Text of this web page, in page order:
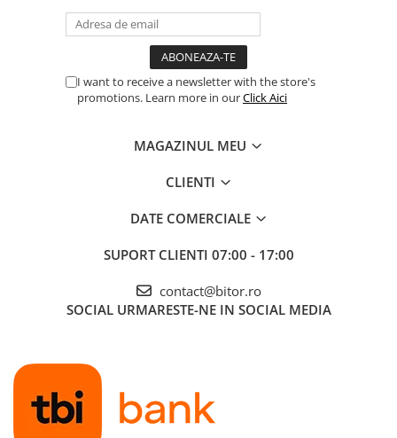
I want to receive a newsletter with the store's
promotions. Learn more in ourClick Aici
MAGAZINUL MEU
CLIENTI
DATE COMERCIALE
SUPORT CLIENTI 07:00 - 17:00
contact@bitor.ro
SOCIAL URMARESTE-NE IN SOCIAL MEDIA